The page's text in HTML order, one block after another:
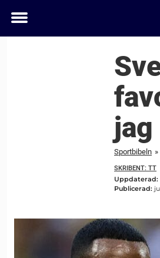
Toggle
Sportbibeln »
SKRIBENT: TT
Uppdaterad:
Publicerad: